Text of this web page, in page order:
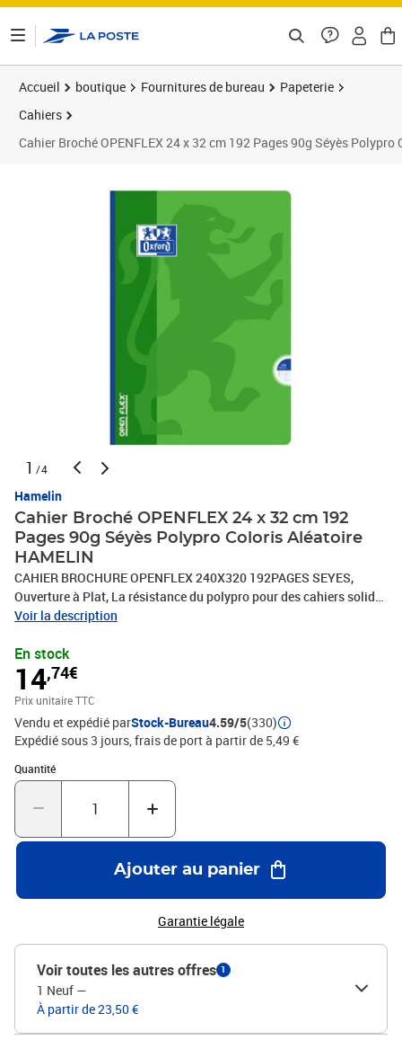
Accueil boutique Fournitures de bureau
Papeterie
Cahiers
Cahier Broché OPENFLEX 24 x 32 cm 192 Pages 90g Séyès
1 /4
Hamelin
Cahier Broché OPENFLEX 24 x 32 cm 192
Pages 90g Séyès Polypro Coloris Aléatoire
HAMELIN
CAHIER BROCHURE OPENFLEX 240X320 192PAGES SEYES,
Ouverture à Plat, La résistance du polypro pour des cahiers solide,
Réglure grands carreaux seyès 2 couleurs, Papier 90g extra blanc,
Nature. Fabriqué en France
Voir la description
En stock
14,74€
Prix unitaire TTC
Vendu et expédié parStock-Bureau4.59/5(330)
Expédié sous 3 jours, frais de port à partir de 5,49 €
Quantité
Quantité : 1
Ajouter au panier
Garantie légale
Voir toutes les autres offres 1
1 Neuf —
À partir de 23,50 €